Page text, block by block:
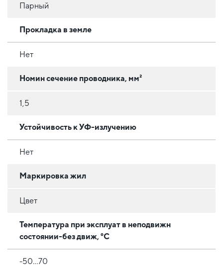
Парный
Прокладка в земле
Нет
Номин сечение проводника, мм²
1,5
Устойчивость к УФ-излучению
Нет
Маркировка жил
Цвет
Температура при эксплуат в неподвижн
состоянии-без движ, °C
-50…70